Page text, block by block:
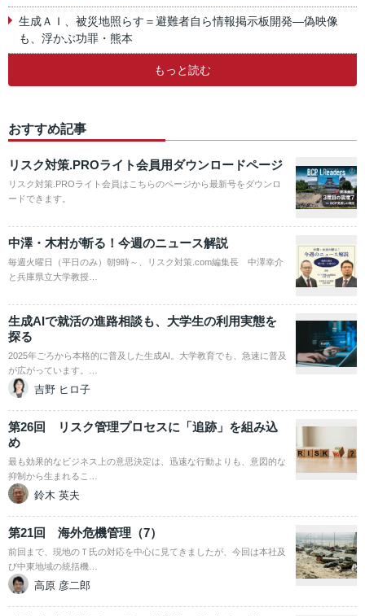
生成ＡＩ、被災地照らす＝避難者自ら情報掲示板開発―偽映像
も、浮かぶ功罪・熊本
もっと読む
おすすめ記事
リスク対策.PROライト会員用ダウンロードページ
リスク対策.PROライト会員はこちらのページから最新号をダウンロ
ードできます。
中澤・木村が斬る！今週のニュース解説
毎週火曜日（平日のみ）朝9時～、リスク対策.com編集長 中澤幸介
と兵庫県立大学教授…
生成AIで就活の進路相談も、大学生の利用実態を
探る
2025年ごろから本格的に普及した生成AI。大学教育でも、急速に普及
が広がっています。…
吉野 ヒロ子
第26回 リスク管理プロセスに「追跡」を組み込
め
最も効果的なビジネス上の意思決定は、迅速な行動よりも、意図的な
抑制から生まれるこ…
鈴木 英夫
第21回 海外危機管理（7）
前回まで、現地のＴ氏の対応を中心に見てきましたが、今回は本社及
び中東地域の統括機…
高原 彦二郎